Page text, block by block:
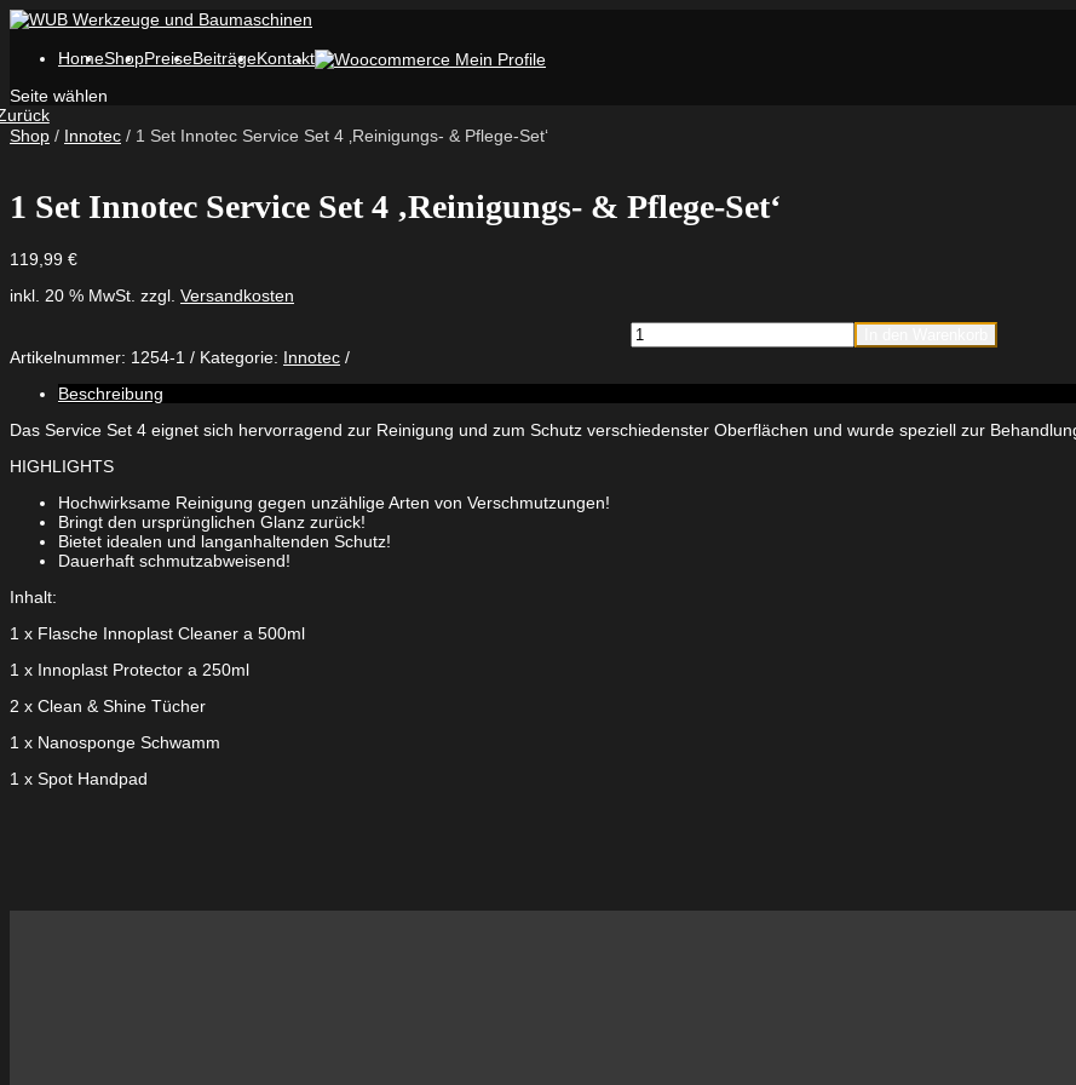
HomeShopPreiseBeiträgeKontakt
Seite wählen
Shop / Innotec / 1 Set Innotec Service Set 4 ‚Reinigungs- & Pflege-Set‘
1 Set Innotec Service Set 4 ‚Reinigungs- & Pflege-Set‘
119,99 €
inkl. 20 % MwSt. zzgl. Versandkosten
1
Set
Service
Set
4
Artikelnummer: 1254-1 Kategorie: Innotec
Beschreibung
Das Service Set 4 eignet sich hervorragend zur Reinigung und zum Schutz verschiedenster Oberflächen und wurde speziell zur
HIGHLIGHTS
Hochwirksame Reinigung gegen unzählige Arten von Verschmutzungen!
Bringt den ursprünglichen Glanz zurück!
Bietet idealen und langanhaltenden Schutz!
Dauerhaft schmutzabweisend!
Inhalt:
1 x Flasche Innoplast Cleaner a 500ml
1 x Innoplast Protector a 250ml
2 x Clean & Shine Tücher
1 x Nanosponge Schwamm
1 x Spot Handpad